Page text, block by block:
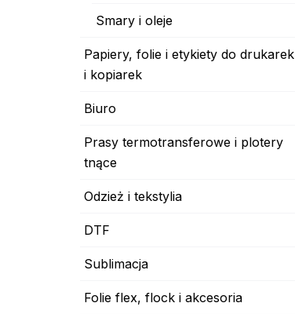
Smary i oleje
Papiery, folie i etykiety do drukarek
i kopiarek
Biuro
Prasy termotransferowe i plotery
tnące
Odzież i tekstylia
DTF
Sublimacja
Folie flex, flock i akcesoria